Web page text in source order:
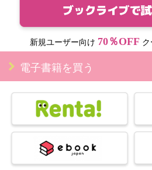
新規ユーザー向け 70％OFF ク
電子書籍を買う